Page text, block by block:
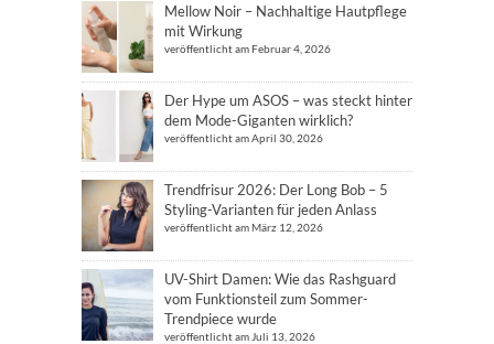
Mellow Noir – Nachhaltige Hautpflege
mit Wirkung
veröffentlicht am Februar 4, 2026
Der Hype um ASOS – was steckt hinter
dem Mode-Giganten wirklich?
veröffentlicht am April 30, 2026
Trendfrisur 2026: Der Long Bob – 5
Styling-Varianten für jeden Anlass
veröffentlicht am März 12, 2026
UV-Shirt Damen: Wie das Rashguard
vom Funktionsteil zum Sommer-
Trendpiece wurde
veröffentlicht am Juli 13, 2026